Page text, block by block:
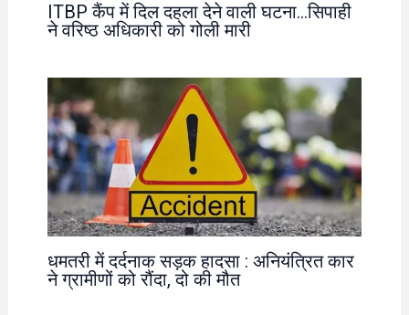
ITBP कैंप में दिल दहला देने वाली घटना…सिपाही
ने वरिष्ठ अधिकारी को गोली मारी
धमतरी में दर्दनाक सड़क हादसा : अनियंत्रित कार
ने ग्रामीणों को रौंदा, दो की मौत